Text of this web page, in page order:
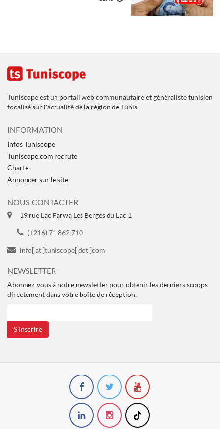
Tuniscope est un portail web communautaire et généraliste tunisien
focalisé sur l'actualité de la région de Tunis.
INFORMATION
Infos Tuniscope
Tuniscope.com recrute
Charte
Annoncer sur le site
NOUS CONTACTER
19 rue Lac Farwa Les Berges du Lac 1
(+216) 71 862 710
info[ at ]tuniscope[ dot ]com
NEWSLETTER
Abonnez-vous à notre newsletter pour obtenir les derniers scoops
directement dans votre boîte de réception.
S’inscrire